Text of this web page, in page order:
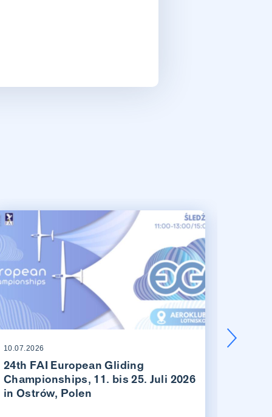
10.07.2026
24th FAI European Gliding
Championships, 11. bis 25. Juli 2026
in Ostrów, Polen